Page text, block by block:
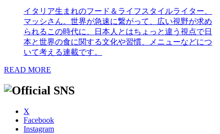
イタリア生まれのフード＆ライフスタイルライター、
マッシさん。世界が急速に繋がって、広い視野が求め
られるこの時代に、日本人とはちょっと違う視点で日
本と世界の食に関する文化や習慣、メニューなどにつ
いて考える連載です。
READ MORE
X
Facebook
Instagram